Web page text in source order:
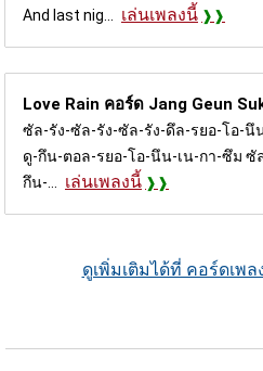
And last nig...
เล่นเพลงนี้
Love Rain คอร์ด Jang Geun
ซัล-รัง-ซัล-รัง-ซัล-รัง-ดึล-รยอ-โอ-
ดู-กึน-ตอล-รยอ-โอ-นึน-เน-กา-ซึม ซั
กึน-...
เล่นเพลงนี้
ดูเพิ่มเติมได้ที่ คอร์ดเพ